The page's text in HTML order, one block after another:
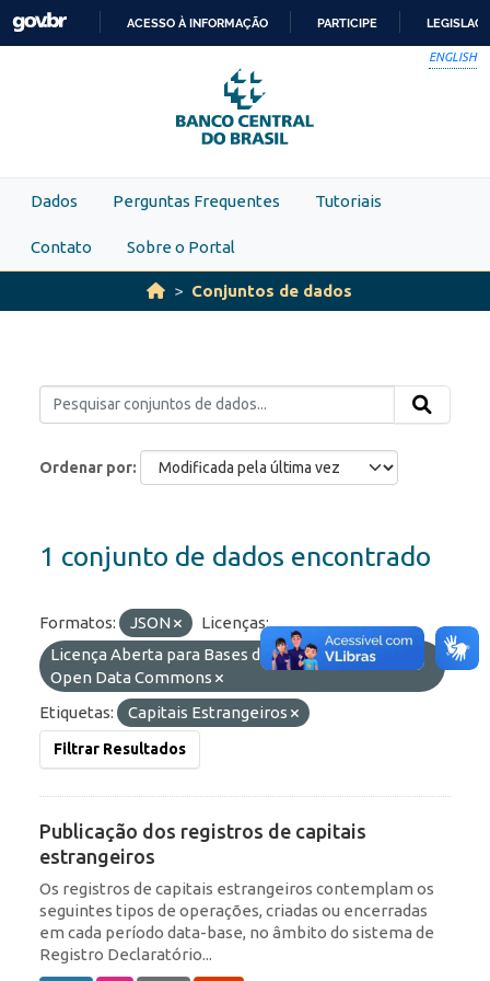
Skip to main content
PARA
O
CONTEÚDO
ACESSO À INFORMAÇÃO PARTICIPE
ENGLISH
Dados Perguntas Frequentes Tutoriais
Contato Sobre o Portal
Conjuntos de dados
Ordenar por
1 conjunto de dados encontrado
Formatos: JSON
Licenças:
Licença Aberta para Bases de Dados (ODbL) do
Open Data Commons
Etiquetas:
Capitais Estrangeiros
Filtrar Resultados
Publicação dos registros de capitais
estrangeiros
Os registros de capitais estrangeiros contemplam os
seguintes tipos de operações, criadas ou encerradas
em cada período data-base, no âmbito do sistema de
Registro Declaratório...